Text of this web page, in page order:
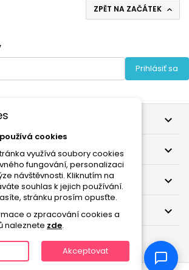
ZPĚT NA ZAČÁTEK 
Prihlásiť sa




cookies
využívá soubory cookies
fungování, personalizaci
návštěvnosti. Kliknutím na
souhlas k jejich používání.
stránku prosím opusťte.
o zpracování cookies a
naleznete zde.
Akceptovat